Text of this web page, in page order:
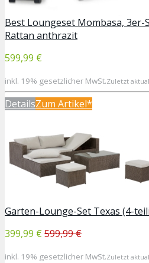
Best Loungeset Mombasa, 3er-
Rattan anthrazit
599,99 €
inkl. 19% gesetzlicher MwSt.Zuletzt
DetailsZum Artikel*
Garten-Lounge-Set Texas (4-
399,99 € 599,99 €
inkl. 19% gesetzlicher MwSt.Zuletzt